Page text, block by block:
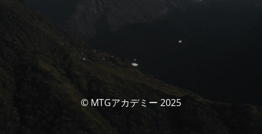
© MTGアカデミー 2025